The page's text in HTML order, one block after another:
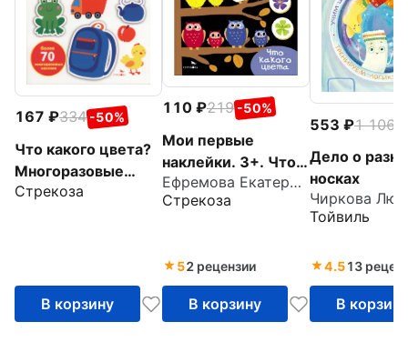
167 334 -50%
Что какого цвета?
Многоразовые
наклейки для
Стрекоза
В корзину
110 219 -50%
Мои первые
наклейки. 3+. Что
какого цвета
Ефремова Екатерина
Стрекоза
52 рецензии
В корзину
553 1 106
Дело о
носках
Тойвиль
4.513
В корзину